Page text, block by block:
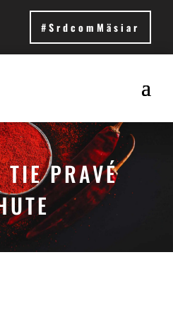
#SrdcomMäsiar
TIE PRAVÉ